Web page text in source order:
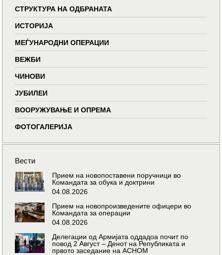
СТРУКТУРА НА ОДБРАНАТА
ИСТОРИЈА
МЕЃУНАРОДНИ ОПЕРАЦИИ
ВЕЖБИ
ЧИНОВИ
ЈУБИЛЕИ
ВООРУЖУВАЊЕ И ОПРЕМА
ФОТОГАЛЕРИЈА
Вести
Прием на новопоставени поручници во
Командата за обука и доктрини
04.08.2026
Прием на новопроизведените офицери во
Командата за операции
04.08.2026
Делегации од Армијата оддадоа почит по
повод 2 Август – Денот на Републиката и
првото заседание на АСНОМ